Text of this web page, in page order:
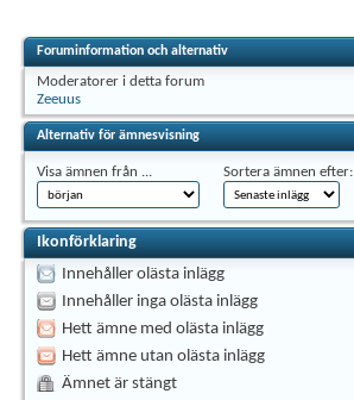
Foruminformation och alternativ
Moderatorer i detta forum
Zeeuus
Alternativ för ämnesvisning
Visa ämnen från ... Sortera ämnen efter:
Ikonförklaring
Innehåller olästa inlägg
Innehåller inga olästa inlägg
Hett ämne med olästa inlägg
Hett ämne utan olästa inlägg
Ämnet är stängt